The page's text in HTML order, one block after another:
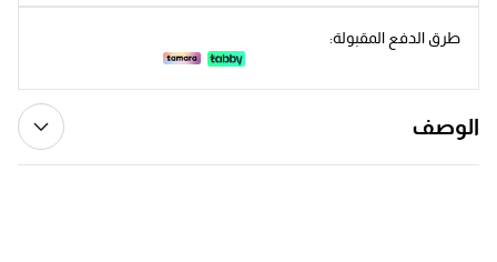
طرق الدفع المقبولة:
الوصف